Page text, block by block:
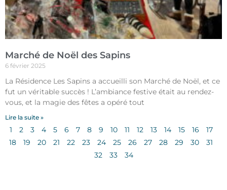
Marché de Noël des Sapins
6 février 2025
La Résidence Les Sapins a accueilli son Marché de Noël, et ce
fut un véritable succès ! L’ambiance festive était au rendez-
vous, et la magie des fêtes a opéré tout
Lire la suite »
1 2 3 4 5 6 7 8 9 10 11 12 13 14 15 16
17
18
19 20 21 22 23 24 25 26 27 28 29 30
31
32
33 34